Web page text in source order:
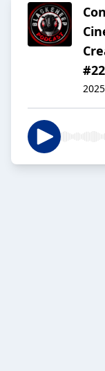
#22